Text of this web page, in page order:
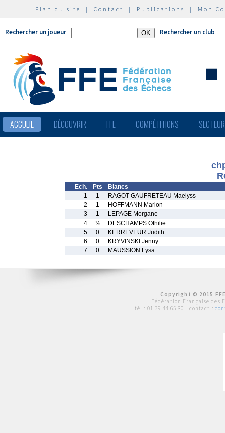
Plan du site | Contact | Publications | Mon
Rechercher un joueur Rechercher un club
ACCUEIL DÉCOUVRIR FFE COMPÉTITIONS
Ech. Pts
Blancs
1
1
RAGOT GAUFRETEAU Maelyss
2
1
HOFFMANN Marion
3
1
LEPAGE Morgane
4
½
DESCHAMPS Othilie
5
0
KERREVEUR Judith
6
0
KRYVINSKI Jenny
7
0 MAUSSION Lysa
Copyright © 2015
Fédération Française des
tél : 01 39 44 65 80 | contact :